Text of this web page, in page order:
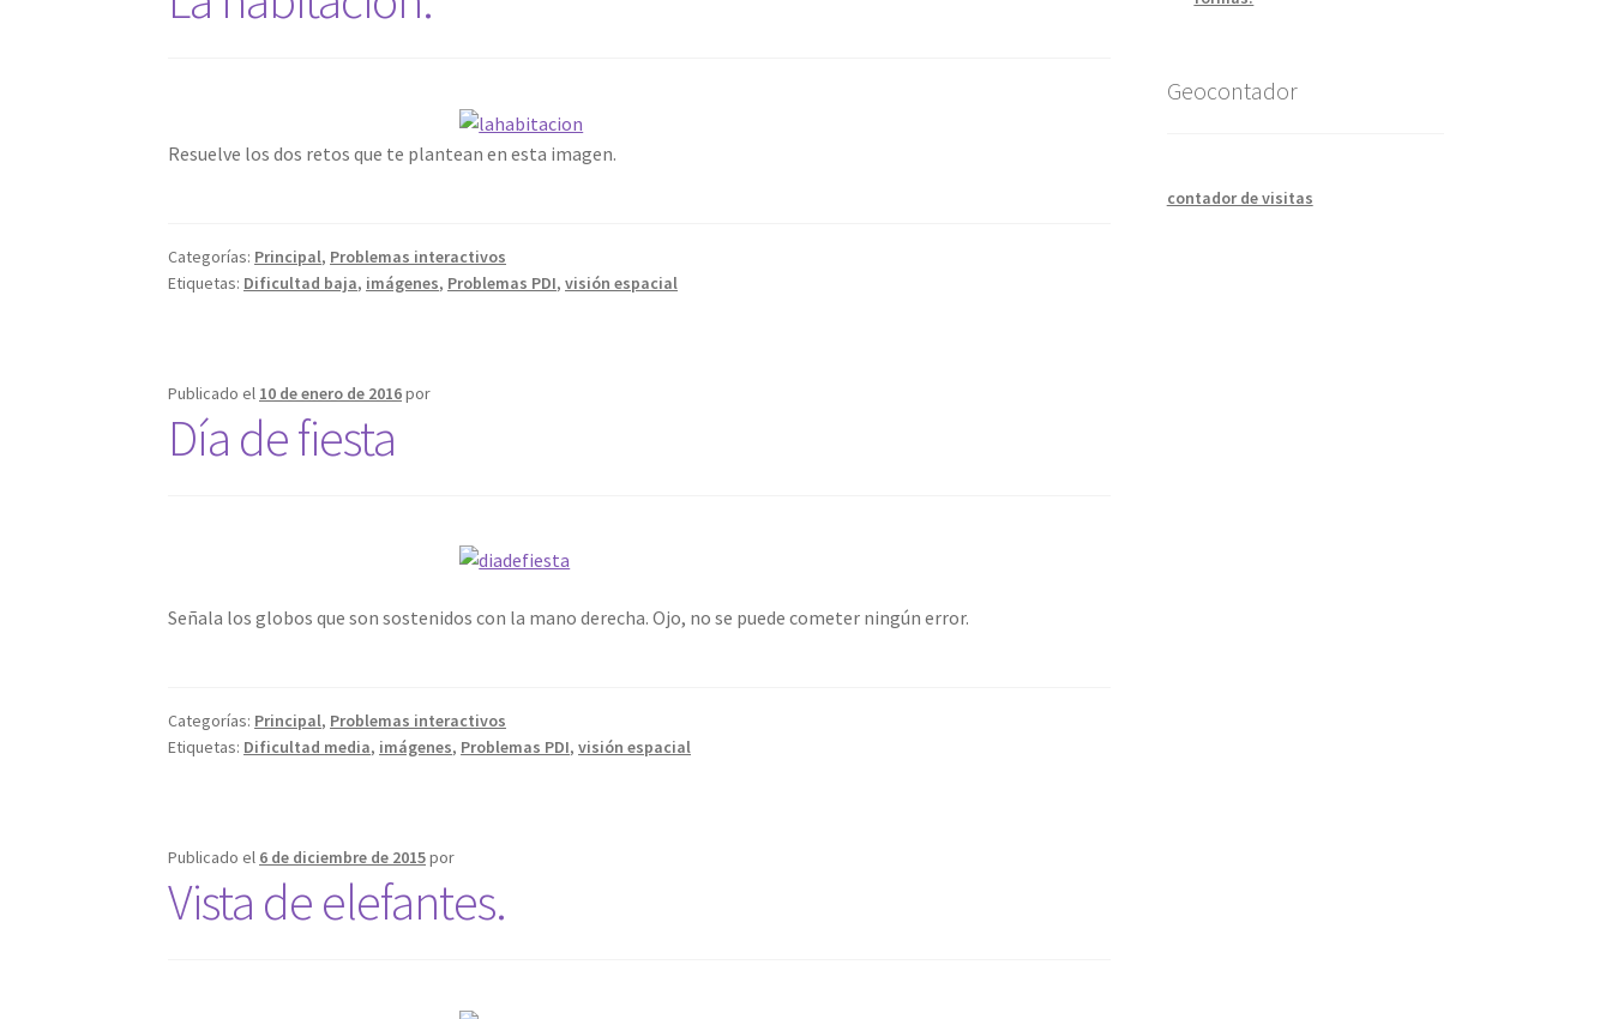
Resuelve los dos retos que te plantean en esta imagen.
Categorías: Principal, Problemas interactivos
Etiquetas: Dificultad baja, imágenes, Problemas PDI,visión espacial
Publicado el 10 de enero de 2016por
Día de fiesta
Señala los globos que son sostenidos con la mano derecha. Ojo, no se puede cometer ningún error.
Categorías: Principal, Problemas interactivos
Etiquetas: Dificultad media, imágenes, Problemas PDI,visión espacial
Publicado el 6 de diciembre de 2015por
Vista de elefantes.
Geocontador
contador de visitas